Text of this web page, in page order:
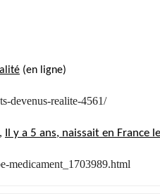
(en ligne)
devenus-realite-4561/
Il y a 5 ans, naissait en
medicament_1703989.html